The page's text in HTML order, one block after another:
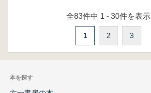
全83件中 1 - 30件を表示
1 2 3
本を探す